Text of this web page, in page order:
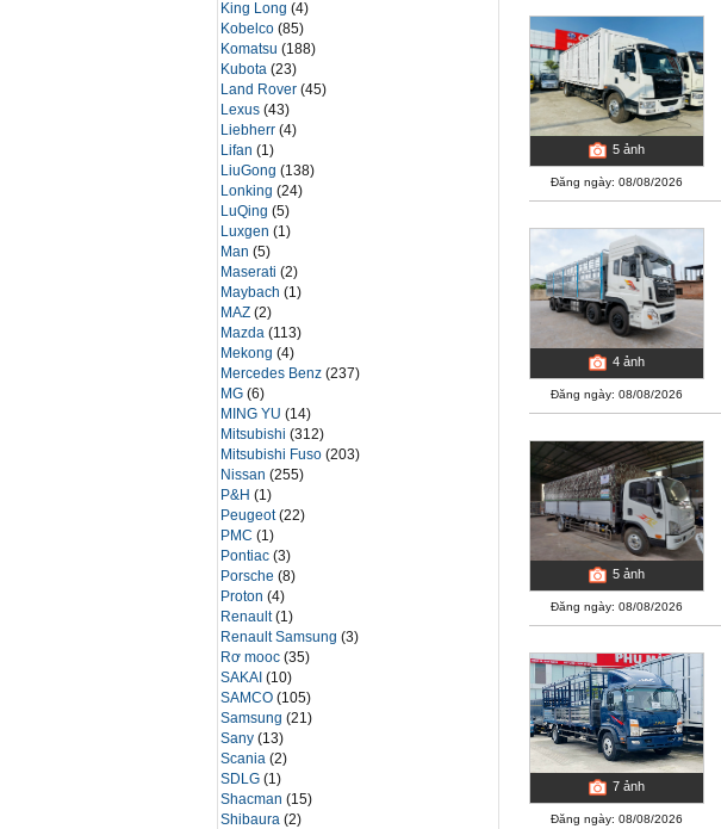
King Long(4)
Kobelco(85)
Komatsu(188)
Kubota(23)
Land Rover(45)
Lexus(43)
Liebherr(4)
Lifan(1)
LiuGong(138)
Lonking(24)
LuQing(5)
Luxgen(1)
Man(5)
Maserati(2)
Maybach(1)
MAZ(2)
Mazda(113)
Mekong(4)
Mercedes Benz(237)
MG(6)
MING YU(14)
Mitsubishi(312)
Mitsubishi Fuso(203)
Nissan(255)
P&H(1)
Peugeot(22)
PMC(1)
Pontiac(3)
Porsche(8)
Proton(4)
Renault(1)
Renault Samsung(3)
Rơ mooc(35)
SAKAI(10)
SAMCO(105)
Samsung(21)
Sany(13)
Scania(2)
SDLG(1)
Shacman(15)
Shibaura(2)
5 ảnh
Đăng ngày: 08/08/2026
4 ảnh
Đăng ngày: 08/08/2026
5 ảnh
Đăng ngày: 08/08/2026
7 ảnh
Đăng ngày: 08/08/2026